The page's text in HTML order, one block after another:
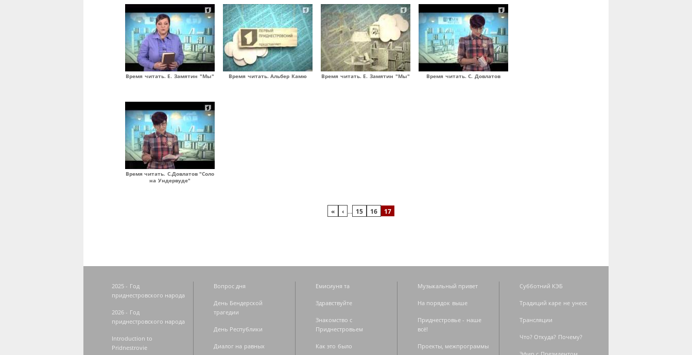
Время читать. Е. Замятин "Мы" Время читать. Альбер Камю Время читать. Е. Замятин "Мы" Время читать. С. Довлатов
Время читать. С.Довлатов "Соло
на Ундервуде"
« ‹ … 15 16 17
2025 - Год
приднестровского народа
2026 - Год
приднестровского народа
Introduction to
Pridnestrovie
Вопрос дня
День Бендерской
трагедии
День Республики
Диалог на равных
Емисиуня та
Здравствуйте
Знакомство с
Приднестровьем
Как это было
Музыкальный привет
На порядок выше
Приднестровье - наше
всё!
Проекты, межпрограммы
Субботний КЭБ
Традиций каре не унеск
Трансляции
Что? Откуда? Почему?